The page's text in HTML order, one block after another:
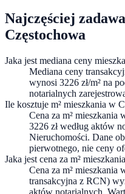
Najczęściej
Częstochowa
Jaka jest mediana ceny
Mediana ceny
wynosi 3226 zł/m² na
notarialnych
Ile kosztuje m² mieszkania w
Cena za m²
3226 zł według aktów
Nieruchomości. Dane
pierwotnego, nie ceny
Jaka jest cena za m²
Cena za m² mieszkania
transakcyjna z RCN)
aktów notarialnych.